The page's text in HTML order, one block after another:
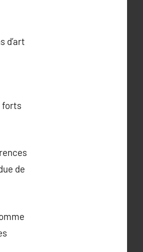
d’art
forts
de